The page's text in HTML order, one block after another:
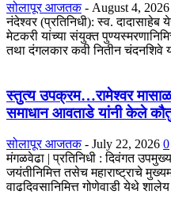
सोलापूर आजतक - August 4, 2026
नंदेश्वर (प्रतिनिधी): स्व. दादासाहेब
मेटकरी यांच्या संयुक्त
तथा दंगलकार कवी नितीन चंदनशिवे
स्तुत्य उपक्रम…रामेश्वर
समाधान आवताडे यांनी केले
सोलापूर आजतक - July 22, 2026 0
मंगळवेढा | प्रतिनिधी : दिवंगत
जयंतीनिमित्त तसेच महाराष्ट्राचे
वाढदिवसानिमित्त गोणेवाडी येथे